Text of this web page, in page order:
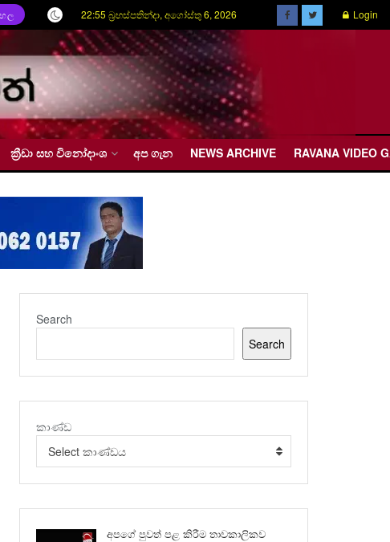
22:55 බ්‍රහස්පතින්දා, අගෝස්තු 6, 2026 Login
ක්‍රීඩා සහ විනෝදාංශ අප ගැන NEWS ARCHIVE RAVANA VIDEO
Search
Search
කාණ්ඩ
Select කාණ්ඩය
අපගේ පුවත් පළ කිරීම තාවකාලිකව